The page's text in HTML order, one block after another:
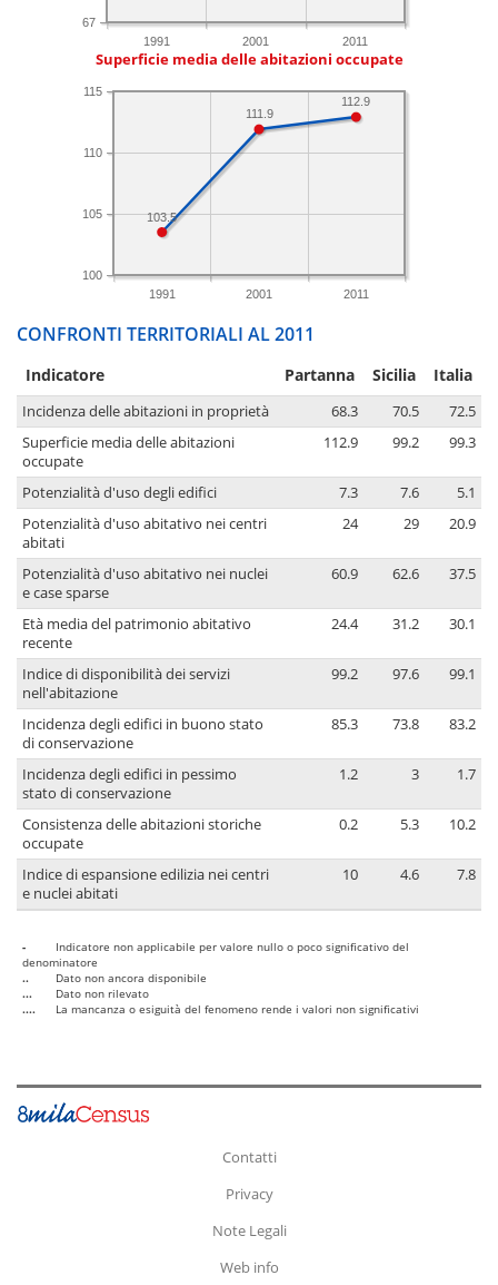
1991 2001 2011
67
Superficie media delle abitazioni occupate
1991 2001 2011
100
105
110
115
112.9
111.9
103.5
CONFRONTI TERRITORIALI AL 2011
Indicatore Partanna Sicilia Italia
Incidenza delle abitazioni in proprietà 68.3 70.5
72.5
Superficie media delle abitazioni
occupate
112.9 99.2 99.3
Potenzialità d'uso degli edifici 7.3 7.6
5.1
Potenzialità d'uso abitativo nei centri
abitati
24 29 20.9
Potenzialità d'uso abitativo nei nuclei
e case sparse
60.9 62.6 37.5
Età media del patrimonio abitativo
recente
24.4 31.2 30.1
Indice di disponibilità dei servizi
nell'abitazione
99.2 97.6 99.1
Incidenza degli edifici in buono stato
di conservazione
85.3 73.8 83.2
Incidenza degli edifici in pessimo
stato di conservazione
1.2 3 1.7
Consistenza delle abitazioni storiche
occupate
0.2 5.3 10.2
Indice di espansione edilizia nei centri
e nuclei abitati
10 4.6 7.8
-
Indicatore non applicabile per valore nullo o poco significativo del
denominatore
..
Dato non ancora disponibile
...
Dato non rilevato
....
La mancanza o esiguità del fenomeno rende i valori non significativi
Contatti
Privacy
Note Legali
Web info